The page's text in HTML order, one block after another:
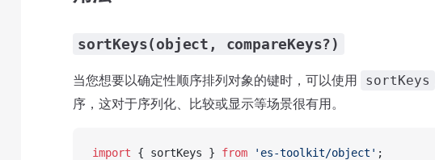
sortKeys(object, compareKeys?)
当您想要以确定性顺序排列对象的键时，可以使用 sortKeys
序，这对于序列化、比较或显示等场景很有用。
import { sortKeys } from 'es-toolkit/object' ;